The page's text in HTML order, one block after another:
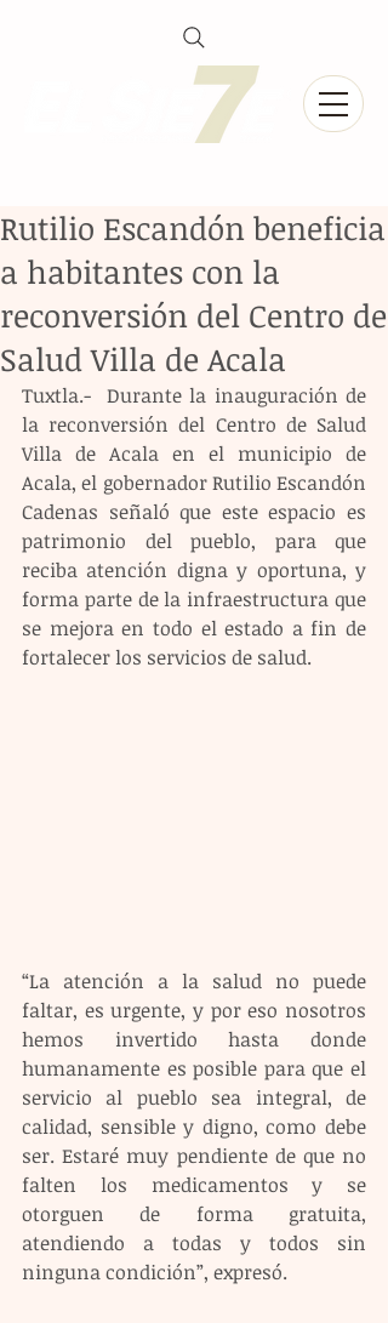
Rutilio Escandón beneficia
a habitantes con la
reconversión del Centro de
Salud Villa de Acala
Tuxtla.-  Durante la inauguración de
la reconversión del Centro de Salud
Villa de Acala en el municipio de
Acala, el gobernador Rutilio Escandón
Cadenas señaló que este espacio es
patrimonio del pueblo, para que
reciba atención digna y oportuna, y
forma parte de la infraestructura que
se mejora en todo el estado a fin de
fortalecer los servicios de salud.
“La atención a la salud no puede
faltar, es urgente, y por eso nosotros
hemos invertido hasta donde
humanamente es posible para que el
servicio al pueblo sea integral, de
calidad, sensible y digno, como debe
ser. Estaré muy pendiente de que no
falten los medicamentos y se
otorguen de forma gratuita,
atendiendo a todas y todos sin
ninguna condición”, expresó.